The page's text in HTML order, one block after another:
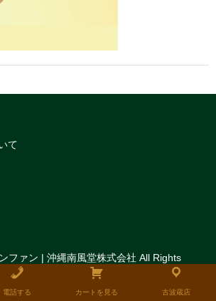
シュケーキ12cm
シュケーキ15cm
キ
商品
て
ファン | 沖縄南風堂株式会社 All Rights
電話する カートを見る 古波蔵店